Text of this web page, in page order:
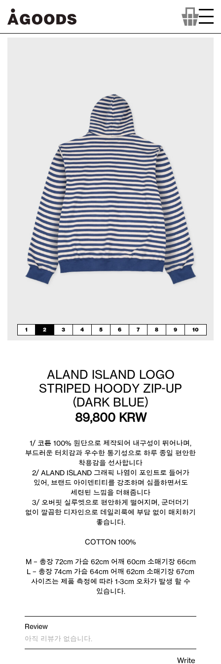
컨
1 2 3 4 5 6 7 8 9 10
ALAND ISLAND LOGO
STRIPED HOODY ZIP-UP
(DARK BLUE)
89,800KRW
1/ 코튼 100% 원단으로 제작되어 내구성이 뛰어나며,
부드러운 터치감과 우수한 통기성으로 하루 종일 편안한
착용감을 선사합니다
2/ ALAND ISLAND 그래픽 나염이 포인트로 들어가
있어, 브랜드 아이덴티티를 강조하며 심플하면서도
세련된 느낌을 더해줍니다
3/ 오버핏 실루엣으로 편안하게 떨어지며, 군더더기
없이 깔끔한 디자인으로 데일리룩에 부담 없이 매치하기
좋습니다.
COTTON 100%
M – 총장 72cm 가슴 62cm 어깨 60cm 소매기장 66cm
L – 총장 74cm 가슴 64cm 어깨 62cm 소매기장 67cm
사이즈는 제품 측정에 따라 1-3cm 오차가 발생 할 수
있습니다.
Review
Write
아직 리뷰가 없습니다.